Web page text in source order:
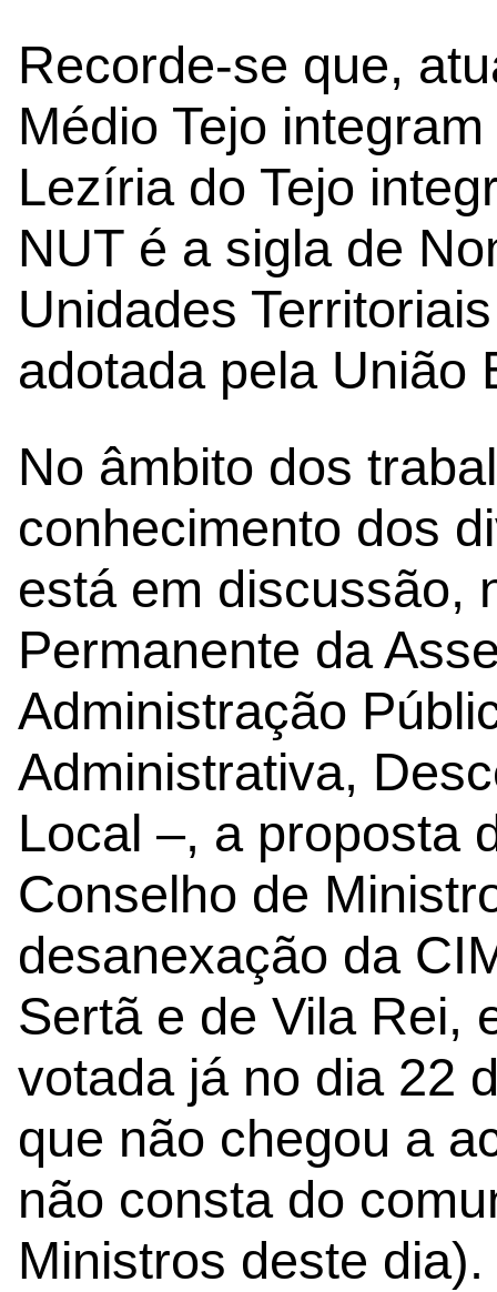
Recorde-se que,
Médio Tejo
Lezíria do Tejo
NUT é a sigla de
Unidades
adotada pela União
No âmbito dos
conhecimento dos
está em discussão,
Permanente da
Administração
Administrativa,
Local –, a proposta
Conselho de
desanexação da
Sertã e de Vila Rei,
votada já no dia 22
que não chegou a
não consta do
Ministros deste dia).